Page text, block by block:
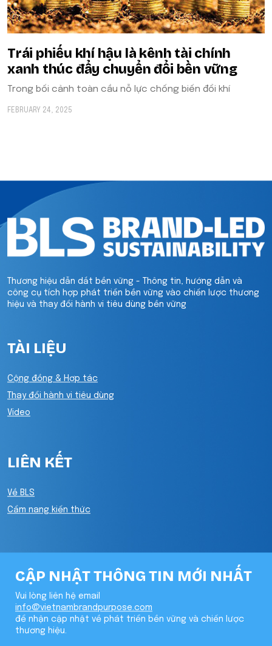
Trái phiếu khí hậu là kênh tài chính
xanh thúc đẩy chuyển đổi bền vững
Trong bối cảnh toàn cầu nỗ lực chống biến đổi khí
FEBRUARY 24, 2025
Thương hiệu dẫn dắt bền vững - Thông tin, hướng dẫn và
công cụ tích hợp phát triển bền vững vào chiến lược thương
hiệu và thay đổi hành vi tiêu dùng bền vững
TÀI LIỆU
Cộng đồng & Hợp tác
Thay đổi hành vi tiêu dùng
Video
LIÊN KẾT
Về BLS
Cẩm nang kiến thức
CẬP NHẬT THÔNG TIN MỚI NHẤT
Vui lòng liên hệ email
info@vietnambrandpurpose.com
để nhận cập nhật về phát triển bền vững và chiến lược
thương hiệu.